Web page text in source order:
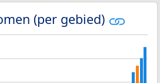
(per gebied)